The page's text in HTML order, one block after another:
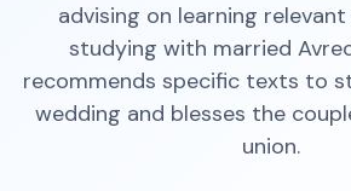
advising on learning
studying with married
recommends specific texts to
wedding and blesses the
union.